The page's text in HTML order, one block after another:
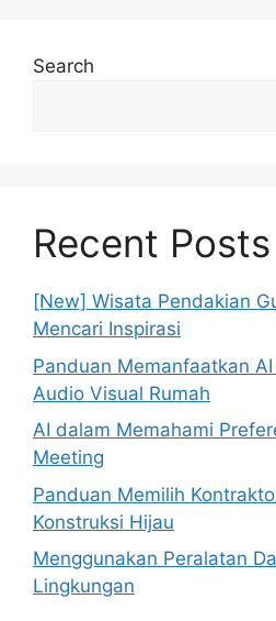
Search
Recent Posts
[New] Wisata Pendakian
Mencari Inspirasi
Panduan Memanfaatkan
Audio Visual Rumah
AI dalam Memahami
Meeting
Panduan Memilih
Konstruksi Hijau
Menggunakan Peralatan
Lingkungan